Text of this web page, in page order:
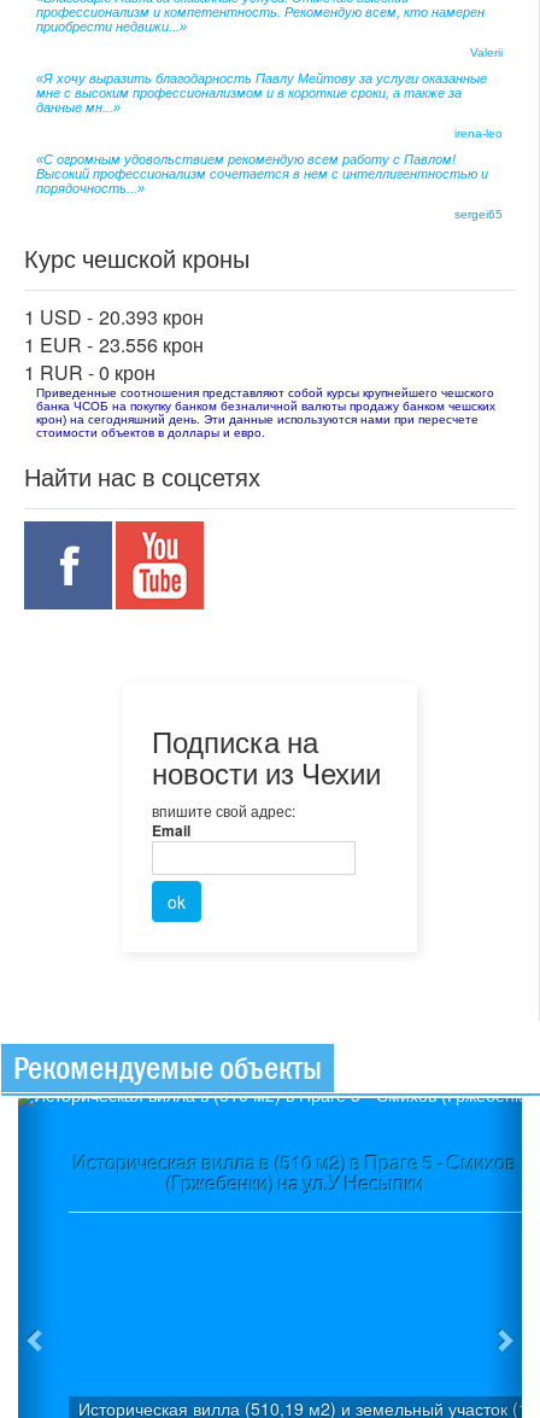
профессионализм и компетентность. Рекомендую всем, кто намерен
приобрести недвижи...»
Valerii
«Я хочу выразить благодарность Павлу Мейтову за услуги оказанные
мне с высоким профессионализмом и в короткие сроки, а также за
данные мн...»
irena-leo
«С огромным удовольствием рекомендую всем работу с Павлом!
Высокий профессионализм сочетается в нем с интеллигентностью и
порядочность...»
sergei65
Курс чешской кроны
1 USD - 20.393 крон
1 EUR - 23.556 крон
1 RUR -0 крон
Приведенные соотношения представляют собой курсы крупнейшего чешского
банка ЧСОБ на покупку банком безналичной валюты продажу банком чешских
крон) на сегодняшний день. Эти данные используются нами при пересчете
стоимости объектов в доллары и евро.
Найти нас в соцсетях
Подписка на
новости из Чехии
впишите свой адрес:
Email
Рекомендуемые объекты
Историческая вилла в (510 м2) в Праге 5 - Смихов
(Гржебенки) на ул.У Несыпки
Историческая вилла (510,19 м2) и земельный участок (1
Previous